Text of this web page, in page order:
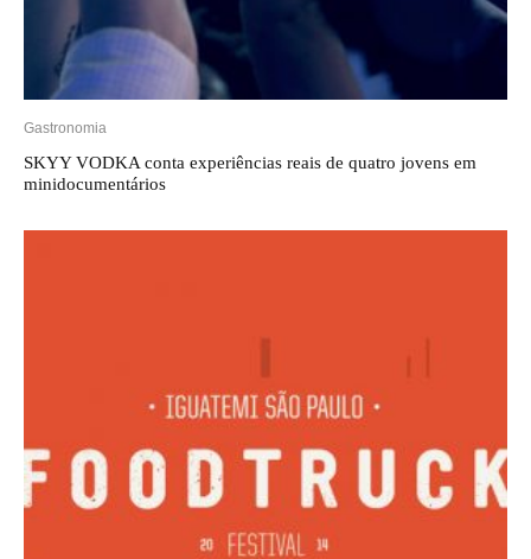
Gastronomia
SKYY VODKA conta experiências reais de quatro jovens em
minidocumentários